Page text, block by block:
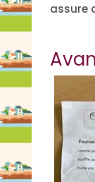
assure